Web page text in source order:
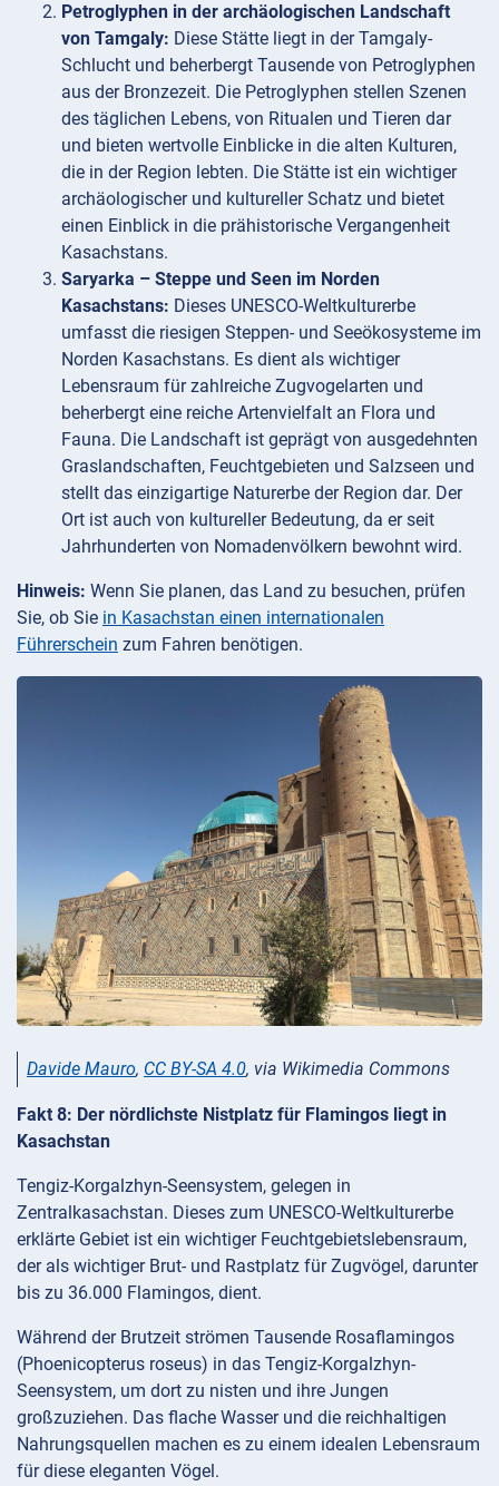
Petroglyphen in der archäologischen Landschaft
von Tamgaly: Diese Stätte liegt in der Tamgaly-
Schlucht und beherbergt Tausende von Petroglyphen
aus der Bronzezeit. Die Petroglyphen stellen Szenen
des täglichen Lebens, von Ritualen und Tieren dar
und bieten wertvolle Einblicke in die alten Kulturen,
die in der Region lebten. Die Stätte ist ein wichtiger
archäologischer und kultureller Schatz und bietet
einen Einblick in die prähistorische Vergangenheit
Kasachstans.
Saryarka – Steppe und Seen im Norden
Kasachstans: Dieses UNESCO-Weltkulturerbe
umfasst die riesigen Steppen- und Seeökosysteme im
Norden Kasachstans. Es dient als wichtiger
Lebensraum für zahlreiche Zugvogelarten und
beherbergt eine reiche Artenvielfalt an Flora und
Fauna. Die Landschaft ist geprägt von ausgedehnten
Graslandschaften, Feuchtgebieten und Salzseen und
stellt das einzigartige Naturerbe der Region dar. Der
Ort ist auch von kultureller Bedeutung, da er seit
Jahrhunderten von Nomadenvölkern bewohnt wird.
Hinweis: Wenn Sie planen, das Land zu besuchen, prüfen
Sie, ob Sie in Kasachstan einen internationalen
Führerschein zum Fahren benötigen.
Davide Mauro, CC BY-SA 4.0, via Wikimedia Commons
Fakt 8: Der nördlichste Nistplatz für Flamingos liegt in
Kasachstan
Tengiz-Korgalzhyn-Seensystem, gelegen in
Zentralkasachstan. Dieses zum UNESCO-Weltkulturerbe
erklärte Gebiet ist ein wichtiger Feuchtgebietslebensraum,
der als wichtiger Brut- und Rastplatz für Zugvögel, darunter
bis zu 36.000 Flamingos, dient.
Während der Brutzeit strömen Tausende Rosaflamingos
(Phoenicopterus roseus) in das Tengiz-Korgalzhyn-
Seensystem, um dort zu nisten und ihre Jungen
großzuziehen. Das flache Wasser und die reichhaltigen
Nahrungsquellen machen es zu einem idealen Lebensraum
für diese eleganten Vögel.